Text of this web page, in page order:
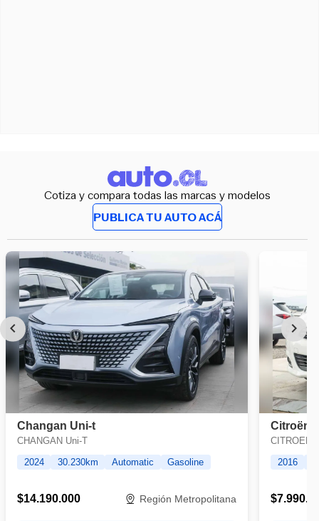
Cotiza y compara todas las marcas y modelos
PUBLICA TU AUTO ACÁ